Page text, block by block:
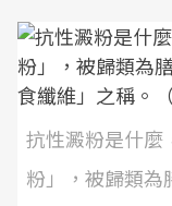
抗性澱粉是什麼
粉」，被歸類為